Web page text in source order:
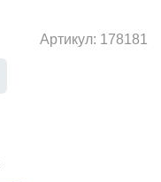
Артикул: 178181